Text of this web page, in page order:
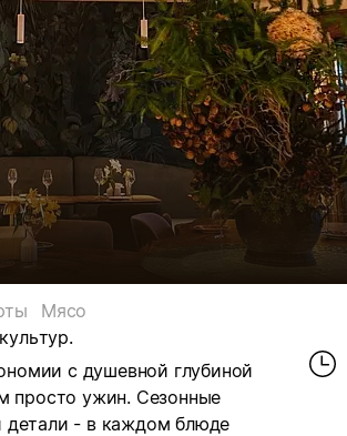
Мясо
с душевной глубиной
просто ужин. Сезонные
детали - в каждом блюде